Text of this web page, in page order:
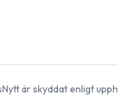
är skyddat enligt